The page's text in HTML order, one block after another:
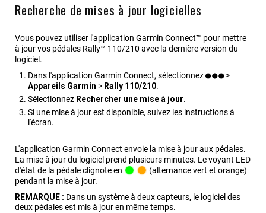
Recherche de mises à jour logicielles
Vous pouvez utiliser l'application Garmin Connect™ pour mettre
à jour vos pédales Rally™ 110/210 avec la dernière version du
logiciel.
Dans l'application Garmin Connect, sélectionnez
>
Appareils Garmin > Rally 110/210.
Sélectionnez Rechercher une mise à jour.
Si une mise à jour est disponible, suivez les instructions à
l'écran.
L'application Garmin Connect envoie la mise à jour aux pédales.
La mise à jour du logiciel prend plusieurs minutes. Le voyant LED
d'état de la pédale clignote en
(alternance vert et orange)
pendant la mise à jour.
REMARQUE : Dans un système à deux capteurs, le logiciel des
deux pédales est mis à jour en même temps.